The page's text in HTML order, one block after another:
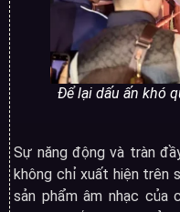
Để lại dấu ấn khó
Sự năng động và tràn
không chỉ xuất hiện trên
sản phẩm âm nhạc của